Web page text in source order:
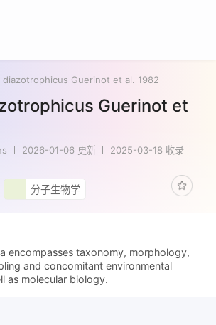
diazotrophicus Guerinot et al. 1982
Guerinot et
2026-01-06 更新 2025-03-18 收录
分子生物学
encompasses taxonomy, morphology,
and concomitant environmental
as molecular biology.